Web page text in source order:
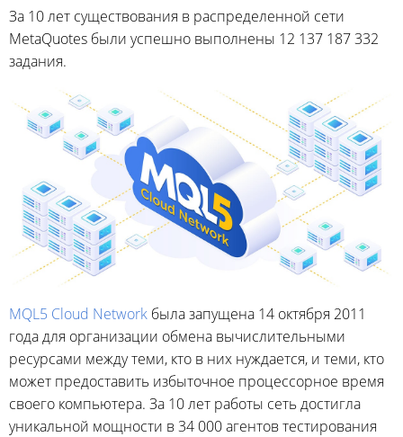
За 10 лет существования в распределенной сети
MetaQuotes были успешно выполнены 12 137 187 332
задания.
MQL5 Cloud Network была запущена 14 октября 2011
года для организации обмена вычислительными
ресурсами между теми, кто в них нуждается, и теми, кто
может предоставить избыточное процессорное время
своего компьютера. За 10 лет работы сеть достигла
уникальной мощности в 34 000 агентов тестирования